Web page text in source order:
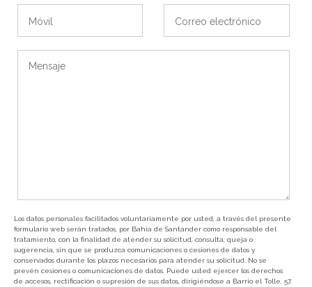
Los datos personales facilitados voluntariamente por usted, a través del presente
formulario web serán tratados, por Bahía de Santander como responsable del
tratamiento, con la finalidad de atender su solicitud, consulta, queja o
sugerencia, sin que se produzca comunicaciones o cesiones de datos y
conservados durante los plazos necesarios para atender su solicitud. No se
prevén cesiones o comunicaciones de datos. Puede usted ejercer los derechos
de accesos, rectificación o supresión de sus datos, dirigiéndose a Barrio el Tolle, 57,